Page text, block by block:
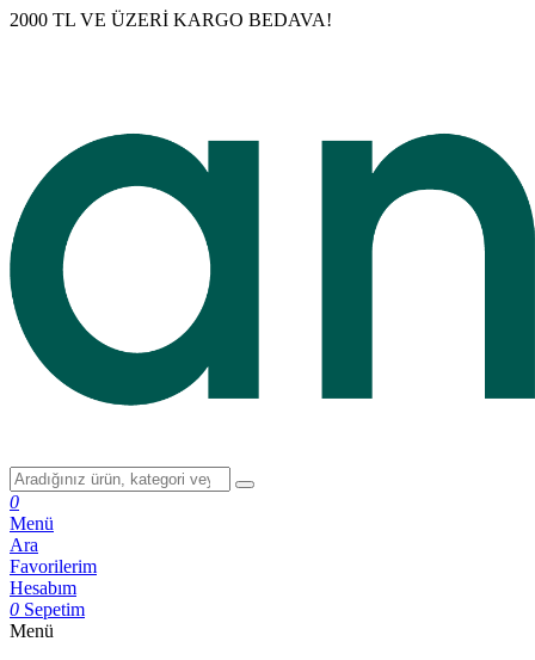
2000 TL VE ÜZERİ KARGO BEDAVA!
0
Menü
Ara
Favorilerim
Hesabım
0 Sepetim
Menü